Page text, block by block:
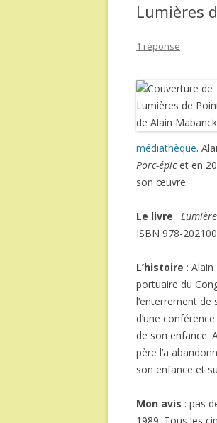
Lumières
1 réponse
médiathèque.
Porc-épicet en
son œuvre.
Le livre :
ISBN 978-
L’histoire :
portuaire du
l’enterrement de
d’une
de son enfance.
père l’a
son enfance et
Mon avis : pas